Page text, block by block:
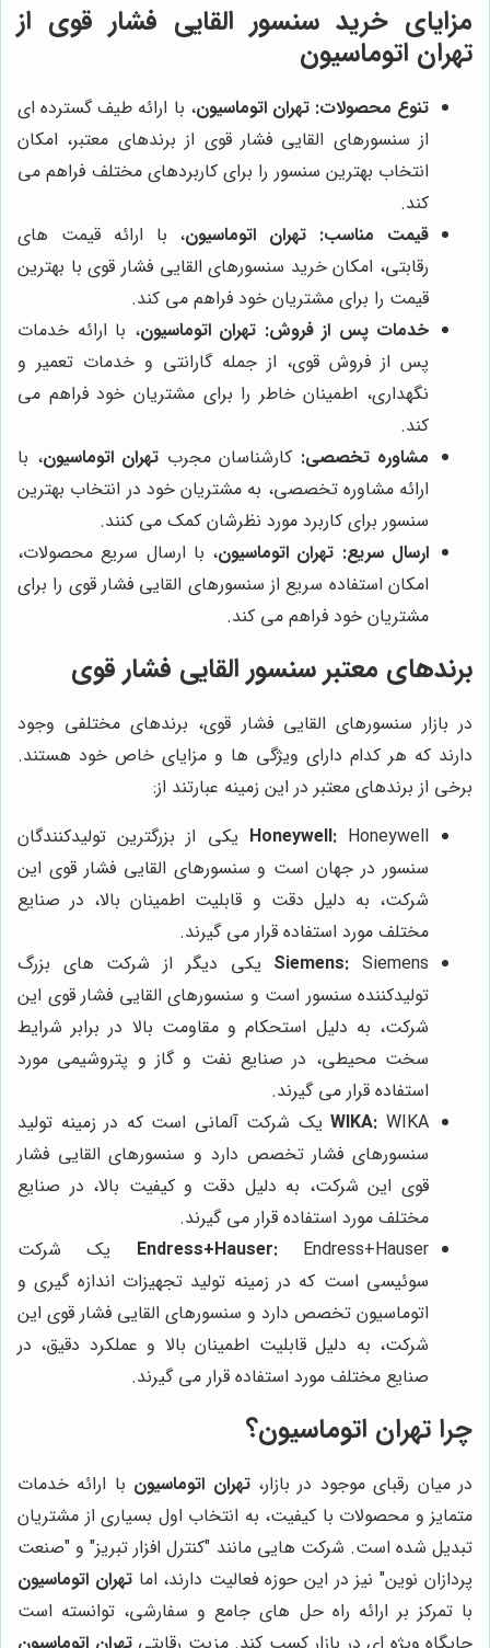
مزایای خرید سنسور القایی فشار قوی از
تهران اتوماسیون
تنوع محصولات: تهران اتوماسیون، با ارائه طیف گسترده ای
از سنسورهای القایی فشار قوی از برندهای معتبر، امکان
انتخاب بهترین سنسور را برای کاربردهای مختلف فراهم می
کند.
قیمت مناسب: تهران اتوماسیون، با ارائه قیمت های
رقابتی، امکان خرید سنسورهای القایی فشار قوی با بهترین
قیمت را برای مشتریان خود فراهم می کند.
خدمات پس از فروش: تهران اتوماسیون، با ارائه خدمات
پس از فروش قوی، از جمله گارانتی و خدمات تعمیر و
نگهداری، اطمینان خاطر را برای مشتریان خود فراهم می
کند.
مشاوره تخصصی: کارشناسان مجرب تهران اتوماسیون، با
ارائه مشاوره تخصصی، به مشتریان خود در انتخاب بهترین
سنسور برای کاربرد مورد نظرشان کمک می کنند.
ارسال سریع: تهران اتوماسیون، با ارسال سریع محصولات،
امکان استفاده سریع از سنسورهای القایی فشار قوی را برای
مشتریان خود فراهم می کند.
برندهای معتبر سنسور القایی فشار قوی
در بازار سنسورهای القایی فشار قوی، برندهای مختلفی وجود
دارند که هر کدام دارای ویژگی ها و مزایای خاص خود هستند.
برخی از برندهای معتبر در این زمینه عبارتند از:
Honeywell: Honeywell یکی از بزرگترین تولیدکنندگان
سنسور در جهان است و سنسورهای القایی فشار قوی این
شرکت، به دلیل دقت و قابلیت اطمینان بالا، در صنایع
مختلف مورد استفاده قرار می گیرند.
Siemens: Siemens یکی دیگر از شرکت های بزرگ
تولیدکننده سنسور است و سنسورهای القایی فشار قوی این
شرکت، به دلیل استحکام و مقاومت بالا در برابر شرایط
سخت محیطی، در صنایع نفت و گاز و پتروشیمی مورد
استفاده قرار می گیرند.
WIKA:WIKA یک شرکت آلمانی است که در زمینه تولید
سنسورهای فشار تخصص دارد و سنسورهای القایی فشار
قوی این شرکت، به دلیل دقت و کیفیت بالا، در صنایع
مختلف مورد استفاده قرار می گیرند.
Endress+Hauser: Endress+Hauser یک شرکت
سوئیسی است که در زمینه تولید تجهیزات اندازه گیری و
اتوماسیون تخصص دارد و سنسورهای القایی فشار قوی این
شرکت، به دلیل قابلیت اطمینان بالا و عملکرد دقیق، در
صنایع مختلف مورد استفاده قرار می گیرند.
چرا تهران اتوماسیون؟
در میان رقبای موجود در بازار،تهران اتوماسیون با ارائه خدمات
متمایز و محصولات با کیفیت، به انتخاب اول بسیاری از مشتریان
تبدیل شده است. شرکت هایی مانند "کنترل افزار تبریز" و "صنعت
پردازان نوین" نیز در این حوزه فعالیت دارند، اماتهران اتوماسیون
با تمرکز بر ارائه راه حل های جامع و سفارشی، توانسته است